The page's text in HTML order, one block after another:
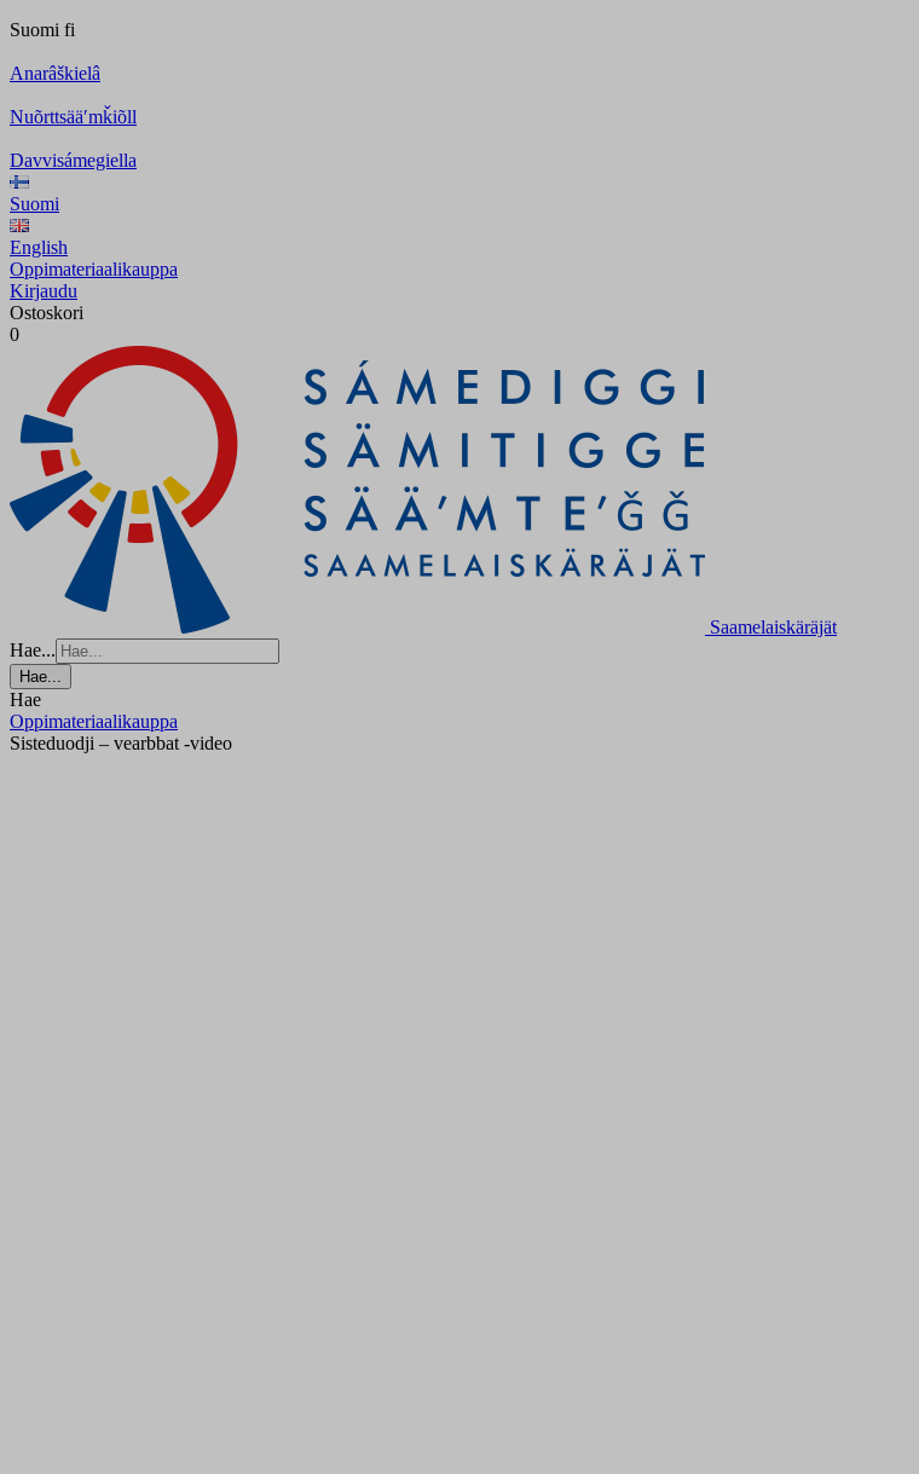
Suomi fi
Anarâškielâ
Nuõrttsääʹmǩiõll
Davvisámegiella
Suomi
English
Oppimateriaalikauppa
Kirjaudu
Ostoskori
0
Saamelaiskäräjät
Hae...
Hae...
Hae
Oppimateriaalikauppa
Sisteduodji – vearbbat -video